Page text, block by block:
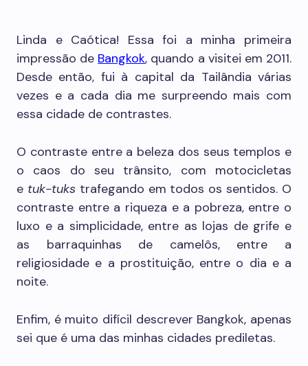
Linda e Caótica! Essa foi a minha primeira
impressão de Bangkok, quando a visitei em 2011.
Desde então, fui à capital da Tailândia várias
vezes e a cada dia me surpreendo mais com
essa cidade de contrastes.
O contraste entre a beleza dos seus templos e
o caos do seu trânsito, com motocicletas
e tuk-tuks trafegando em todos os sentidos. O
contraste entre a riqueza e a pobreza, entre o
luxo e a simplicidade, entre as lojas de grife e
as barraquinhas de camelôs, entre a
religiosidade e a prostituição, entre o dia e a
noite.
Enfim, é muito difícil descrever Bangkok, apenas
sei que é uma das minhas cidades prediletas.